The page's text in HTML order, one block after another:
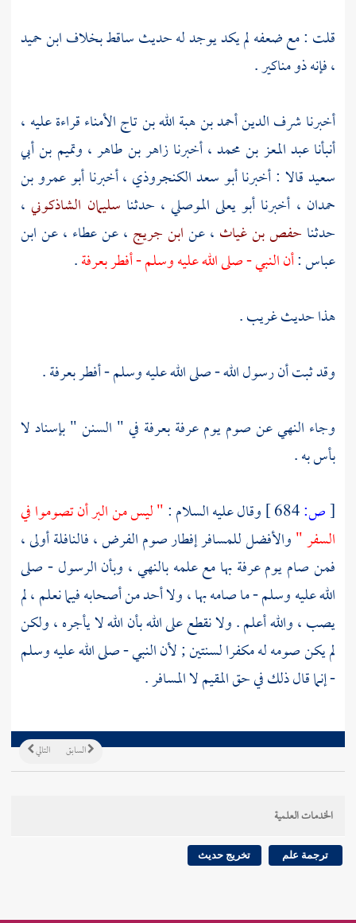
قلت : مع ضعفه لم يكد يوجد له حديث ساقط بخلافابن حميد
، فإنه ذو مناكير .
أخبرناشرف الدين أحمد بن هبة الله بن تاج الأمناءقراءة عليه ،
أنبأناعبد المعز بن محمد، أخبرنازاهر بن طاهر، وتميم بن أبي
سعيدقالا : أخبرناأبو سعد الكنجروذي ، أخبرناأبو عمرو بن
حمدان ، أخبرنا أبو يعلى الموصلي ، حدثنا سليمان الشاذكوني ،
حدثنا حفص بن غياث ، عنابن جريج ، عنعطاء ، عنابن
عباس:أن النبي - صلى الله عليه وسلم - أفطربعرفة.
هذا حديث غريب .
وقد ثبت أن رسول الله - صلى الله عليه وسلم - أفطربعرفة.
وجاء النهي عن صوم يوم عرفةبعرفة في " السنن " بإسناد لا
بأس به .
[ص: وقال عليه السلام :" ليس من البر أن تصوموا في
السفر "والأفضل للمسافر إفطار صوم الفرض ، فالنافلة أولى ،
فمن صام يوم عرفة بها مع علمه بالنهي ، وبأن الرسول - صلى
الله عليه وسلم - ما صامه بها ، ولا أحد من أصحابه فيما نعلم ، لم
يصب ، والله أعلم . ولا نقطع على الله بأن الله لا يأجره ، ولكن
لم يكن صومه له مكفرا لسنتين ; لأن النبي - صلى الله عليه وسلم
- إنما قال ذلك في حق المقيم لا المسافر .
التالي السابق
الخدمات العلمية
ترجمة علم تخريج حديث